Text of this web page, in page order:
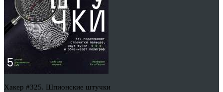
Хакер #325. Шпионские штучки